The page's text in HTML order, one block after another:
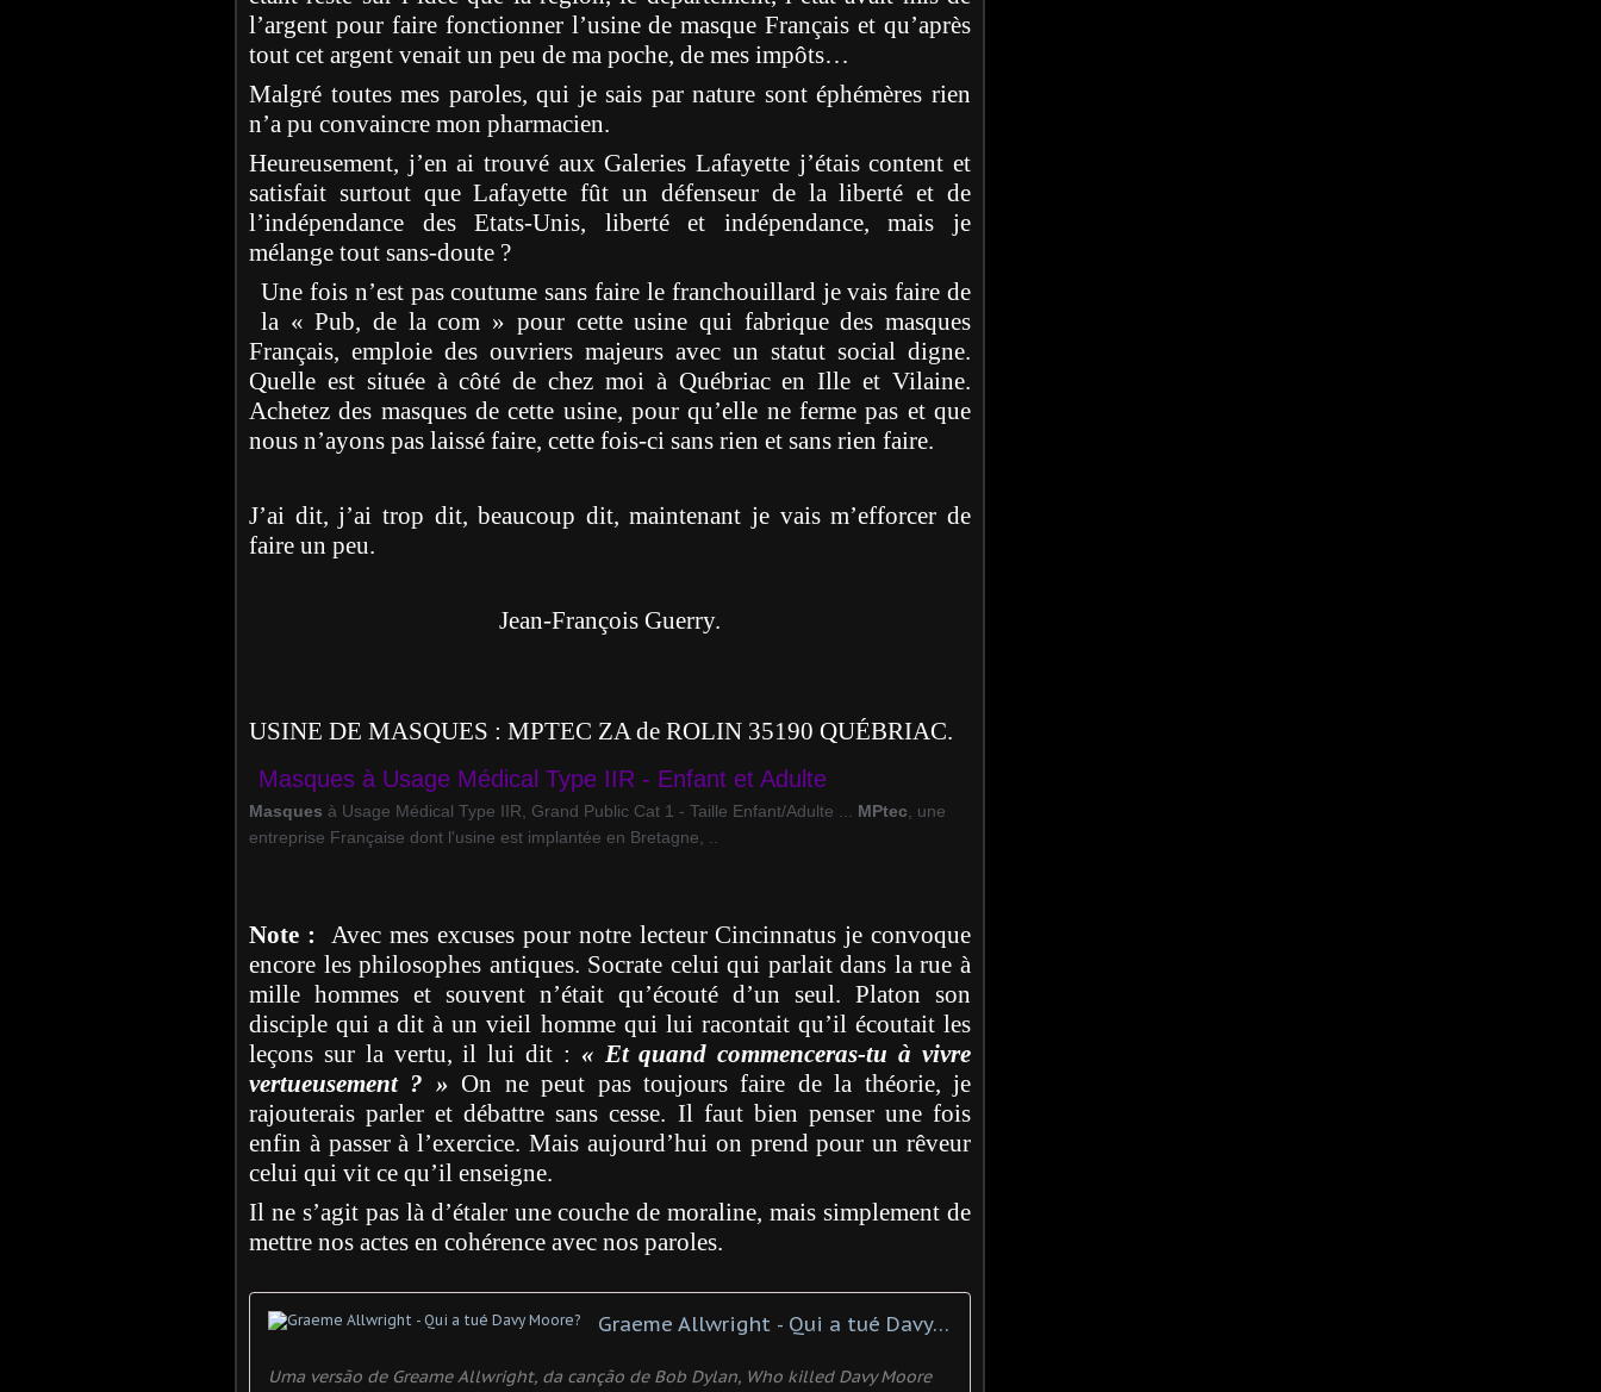
l’argent pour faire fonctionner l’usine de masque Français et qu’après
tout cet argent venait un peu de ma poche, de mes impôts…
Malgré toutes mes paroles, qui je sais par nature sont éphémères rien
n’a pu convaincre mon pharmacien.
Heureusement, j’en ai trouvé aux Galeries Lafayette j’étais content et
satisfait surtout que Lafayette fût un défenseur de la liberté et de
l’indépendance des Etats-Unis, liberté et indépendance, mais je
mélange tout sans-doute ?
Une fois n’est pas coutume sans faire le franchouillard je vais faire de
la « Pub, de la com » pour cette usine qui fabrique des masques
Français, emploie des ouvriers majeurs avec un statut social digne.
Quelle est située à côté de chez moi à Québriac en Ille et Vilaine.
Achetez des masques de cette usine, pour qu’elle ne ferme pas et que
nous n’ayons pas laissé faire, cette fois-ci sans rien et sans rien faire.
J’ai dit, j’ai trop dit, beaucoup dit, maintenant je vais m’efforcer de
faire un peu.
Jean-François Guerry.
USINE DE MASQUES : MPTEC ZA de ROLIN 35190 QUÉBRIAC.
Masques à Usage Médical Type IIR - Enfant et Adulte
Masques à Usage Médical Type IIR, Grand Public Cat 1 - Taille Enfant/Adulte ... MPtec , une
entreprise Française dont l'usine est implantée en Bretagne, ..
Note :
Avec mes excuses pour notre lecteur Cincinnatus je convoque
encore les philosophes antiques. Socrate celui qui parlait dans la rue à
mille hommes et souvent n’était qu’écouté d’un seul. Platon son
disciple qui a dit à un vieil homme qui lui racontait qu’il écoutait les
leçons sur la vertu, il lui dit : « Et quand commenceras-tu à vivre
vertueusement ? » On ne peut pas toujours faire de la théorie, je
rajouterais parler et débattre sans cesse. Il faut bien penser une fois
enfin à passer à l’exercice. Mais aujourd’hui on prend pour un rêveur
celui qui vit ce qu’il enseigne.
Il ne s’agit pas là d’étaler une couche de moraline, mais simplement de
mettre nos actes en cohérence avec nos paroles.
Graeme Allwright - Qui a tué Davy Moore?
Uma versão de Greame Allwright, da canção de Bob Dylan, Who killed Davy Moore